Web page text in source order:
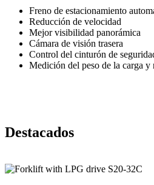
Freno de estacionamiento
Reducción de velocidad
Mejor visibilidad panorámica
Cámara de visión trasera
Control del cinturón de
Medición del peso de la carga y
Destacados